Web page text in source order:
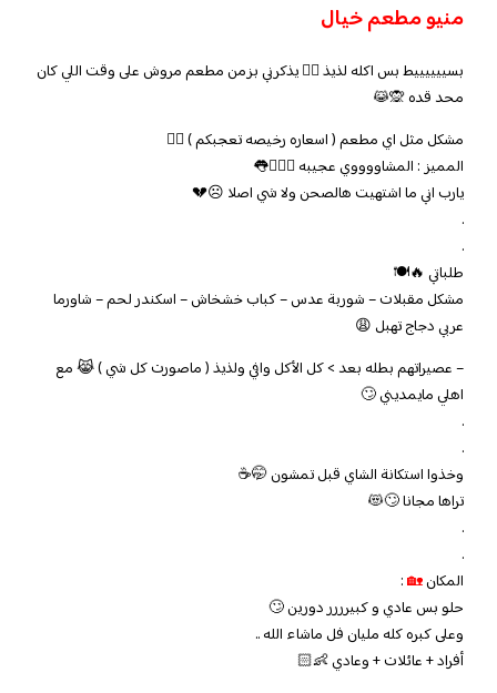
منيو مطعم خيال
بسييييييط بس اكله لذيذ 👌🏻 يذكرني بزمن مطعم مروش على وقت اللي كان
محد قده 🙊😹
مشكل مثل اي مطعم ( اسعاره رخيصه تعجبكم ) 👌🏻
المميز : المشاووووي عجيبه 🤦🏼‍♀️👅
يارب اني ما اشتهيت هالصحن ولا شي اصلا ☹️💔
.
.
طلباتي 🔥🍽
مشكل مقبلات – شوربة عدس – كباب خشخاش – اسكندر لحم – شاورما
عربي دجاج تهبل 😩
– عصيراتهم بطله بعد > كل الأكل وافي ولذيذ ( ماصورت كل شي ) 😹 مع
اهلي مايمديني 🙄
.
.
وخذوا استكانة الشاي قبل تمشون 🤭☕️
تراها مجانا 🙄😻
.
.
المكان🏡
:
حلو بس عادي و كبيرررر دورين 🙄
وعلى كبره كله مليان فل ماشاء الله ..
أفراد + عائلات + وعادي 👶🏻